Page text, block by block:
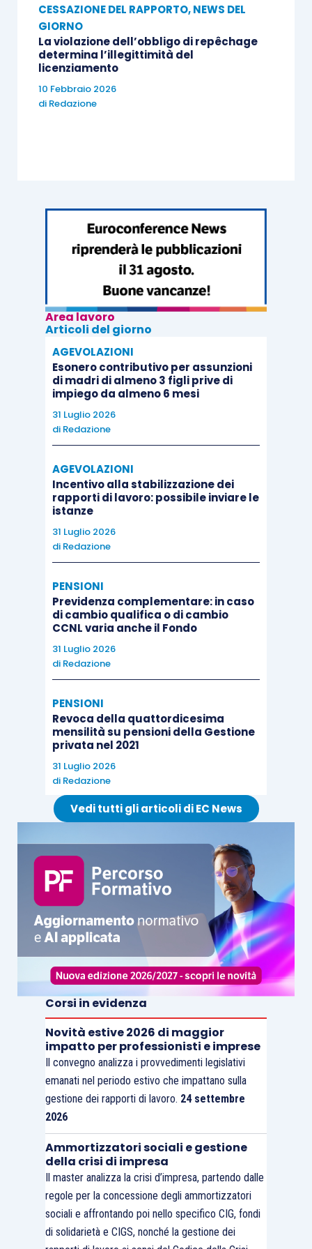
CESSAZIONE DEL RAPPORTO,NEWS DEL
GIORNO
La violazione dell’obbligo di repêchage
determina l’illegittimità del
licenziamento
10 Febbraio 2026
di Redazione
Area lavoro
Articoli del giorno
AGEVOLAZIONI
Esonero contributivo per assunzioni
di madri di almeno 3 figli prive di
impiego da almeno 6 mesi
31 Luglio 2026
di Redazione
AGEVOLAZIONI
Incentivo alla stabilizzazione dei
rapporti di lavoro: possibile inviare le
istanze
31 Luglio 2026
di Redazione
PENSIONI
Previdenza complementare: in caso
di cambio qualifica o di cambio
CCNL varia anche il Fondo
31 Luglio 2026
di Redazione
PENSIONI
Revoca della quattordicesima
mensilità su pensioni della Gestione
privata nel 2021
31 Luglio 2026
di Redazione
Vedi tutti gli articoli di EC News
Corsi in evidenza
Novità estive 2026 di maggior
impatto per professionisti e imprese
Il convegno analizza i provvedimenti legislativi
emanati nel periodo estivo che impattano sulla
gestione dei rapporti di lavoro. 24 settembre
2026
Ammortizzatori sociali e gestione
della crisi di impresa
Il master analizza la crisi d’impresa, partendo dalle
regole per la concessione degli ammortizzatori
sociali e affrontando poi nello specifico CIG, fondi
di solidarietà e CIGS, nonché la gestione dei